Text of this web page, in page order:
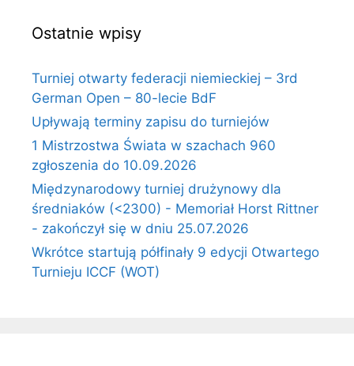
Ostatnie wpisy
Turniej otwarty federacji niemieckiej – 3rd
German Open – 80-lecie BdF
Upływają terminy zapisu do turniejów
1 Mistrzostwa Świata w szachach 960
zgłoszenia do 10.09.2026
Międzynarodowy turniej drużynowy dla
średniaków (<2300) - Memoriał Horst Rittner
- zakończył się w dniu 25.07.2026
Wkrótce startują półfinały 9 edycji Otwartego
Turnieju ICCF (WOT)